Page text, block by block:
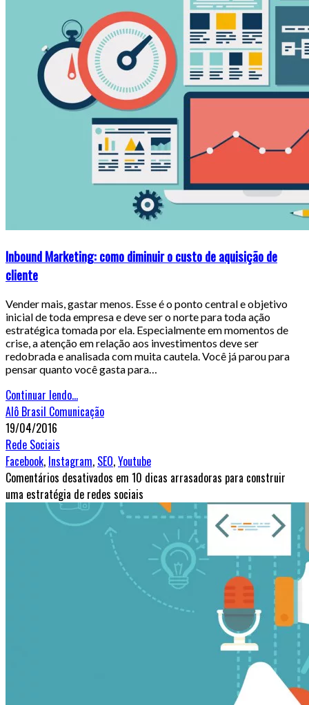
Inbound Marketing: como diminuir o custo de aquisição de
cliente
Vender mais, gastar menos. Esse é o ponto central e objetivo
inicial de toda empresa e deve ser o norte para toda ação
estratégica tomada por ela. Especialmente em momentos de
crise, a atenção em relação aos investimentos deve ser
redobrada e analisada com muita cautela. Você já parou para
pensar quanto você gasta para…
Continuar lendo...
Alô Brasil Comunicação
19/04/2016
Rede Sociais
Facebook, Instagram, SEO,Youtube
Comentários desativados em 10 dicas arrasadoras para construir
uma estratégia de redes sociais